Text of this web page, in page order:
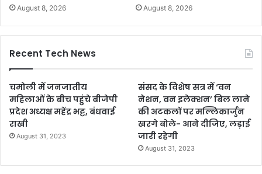
August 8, 2026 August 8, 2026
Recent Tech News
चमोली में जनजातीय
महिलाओं के बीच पहुंचे बीजेपी
प्रदेश अध्यक्ष महेंद्र भट्ट, बंधवाई
राखी
August 31, 2023
संसद के विशेष सत्र में ‘वन
नेशन, वन इलेक्शन’ बिल लाने
की अटकलों पर मल्लिकार्जुन
खरगे बोले- आने दीजिए, लड़ाई
जारी रहेगी
August 31, 2023